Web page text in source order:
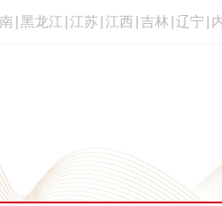
黑龙江 江苏 江西 吉林 辽宁